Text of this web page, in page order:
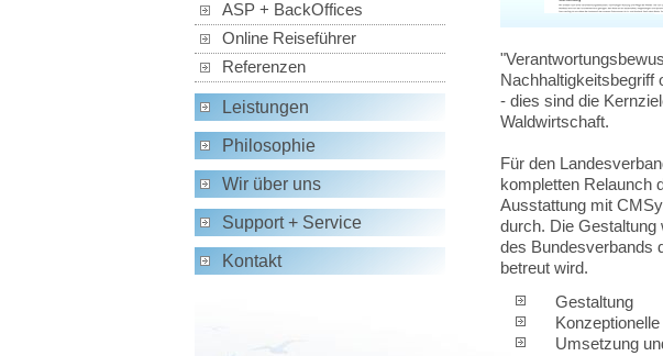
ASP + BackOffices
Online Reiseführer
Referenzen
Leistungen
Philosophie
Wir über uns
Support + Service
Kontakt
Nachhaltigkeitsbegriff
- dies sind die
Waldwirtschaft.
Für den
kompletten Relaunch
Ausstattung mit
durch. Die Gestaltung
des Bundesverbands
betreut wird.
Gestaltung
Umsetzung